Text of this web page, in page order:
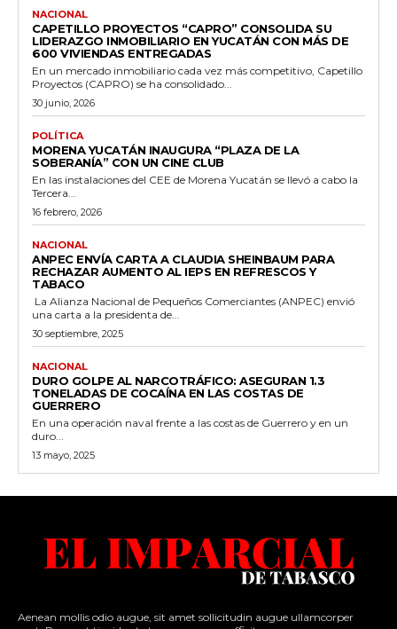
NACIONAL
CAPETILLO PROYECTOS “CAPRO” CONSOLIDA SU
LIDERAZGO INMOBILIARIO EN YUCATÁN CON MÁS DE
600 VIVIENDAS ENTREGADAS
En un mercado inmobiliario cada vez más competitivo, Capetillo
Proyectos (CAPRO) se ha consolidado...
30 junio, 2026
POLÍTICA
MORENA YUCATÁN INAUGURA “PLAZA DE LA
SOBERANÍA” CON UN CINE CLUB
En las instalaciones del CEE de Morena Yucatán se llevó a cabo la
Tercera...
16 febrero, 2026
NACIONAL
ANPEC ENVÍA CARTA A CLAUDIA SHEINBAUM PARA
RECHAZAR AUMENTO AL IEPS EN REFRESCOS Y
TABACO
La Alianza Nacional de Pequeños Comerciantes (ANPEC) envió
una carta a la presidenta de...
30 septiembre, 2025
NACIONAL
DURO GOLPE AL NARCOTRÁFICO: ASEGURAN 1.3
TONELADAS DE COCAÍNA EN LAS COSTAS DE
GUERRERO
En una operación naval frente a las costas de Guerrero y en un
duro...
13 mayo, 2025
Aenean mollis odio augue, sit amet sollicitudin augue ullamcorper